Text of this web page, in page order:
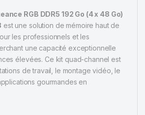
RGB DDR5 192 Go (4 x 48 Go)
est une solution de mémoire haut de
les professionnels et les
une capacité exceptionnelle
élevées. Ce kit quad-channel est
de travail, le montage vidéo, le
gourmandes en